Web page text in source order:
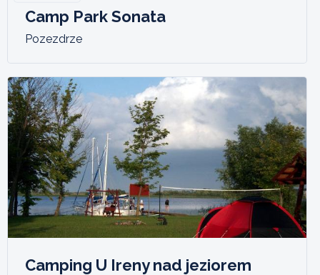
Camp Park Sonata
Pozezdrze
Camping U Ireny nad jeziorem